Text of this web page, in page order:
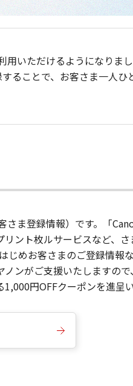
いただけるようになりまし
ることで、お客さま一人ひ
ま登録情報）です。「
ント枚ルサービスなど、
じめお客さまのご登録情報
ンがご支援いたしますの
円OFFクーポンを進呈い